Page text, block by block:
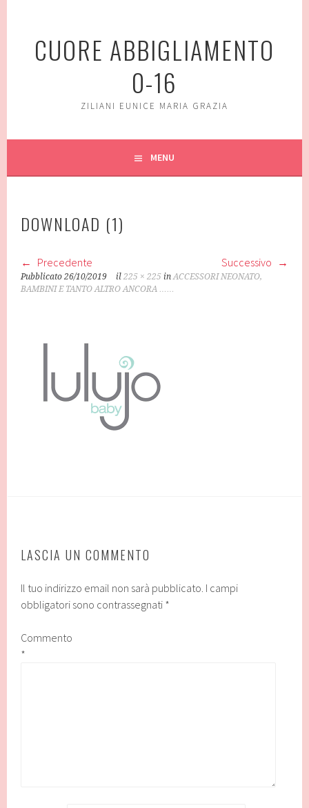
contenutoCUORE ABBIGLIAMENTO
0-16
ZILIANI EUNICE MARIA GRAZIA
MENU
DOWNLOAD (1)
Precedente Successivo
Pubblicato26/10/2019 il225 × 225 inACCESSORI NEONATO,
BAMBINI E TANTO ALTRO ANCORA ……
LASCIA UN COMMENTO
Il tuo indirizzo email non sarà pubblicato. I campi
obbligatori sono contrassegnati *
Commento
*